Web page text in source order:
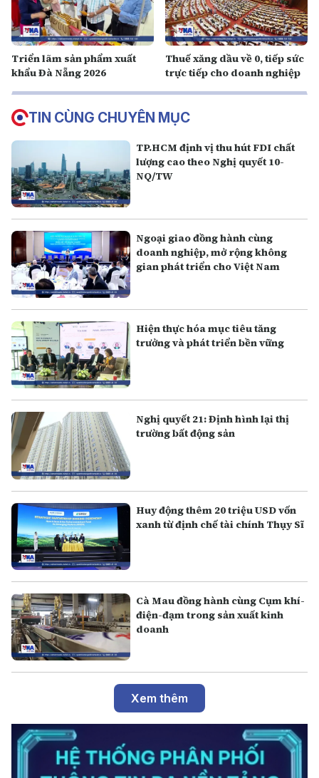
Triển lãm sản phẩm xuất
khẩu Đà Nẵng 2026
Thuế xăng dầu về 0, tiếp sức
trực tiếp cho doanh nghiệp
TIN CÙNG CHUYÊN MỤC
TP.HCM định vị thu hút FDI chất
lượng cao theo Nghị quyết 10-
NQ/TW
Ngoại giao đồng hành cùng
doanh nghiệp, mở rộng không
gian phát triển cho Việt Nam
Hiện thực hóa mục tiêu tăng
trưởng và phát triển bền vững
Nghị quyết 21: Định hình lại thị
trường bất động sản
Huy động thêm 20 triệu USD vốn
xanh từ định chế tài chính Thụy Sĩ
Cà Mau đồng hành cùng Cụm khí-
điện-đạm trong sản xuất kinh
doanh
Xem thêm